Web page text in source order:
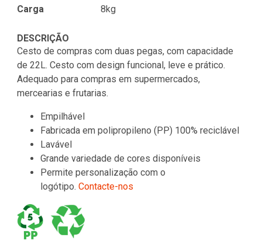
Carga
8kg
DESCRIÇÃO
Cesto de compras com duas pegas, com capacidade
de 22L. Cesto com design funcional, leve e prático.
Adequado para compras em supermercados,
mercearias e frutarias.
Empilhável
Fabricada em polipropileno (PP) 100% reciclável
Lavável
Grande variedade de cores disponíveis
Permite personalização com o
logótipo. Contacte-nos